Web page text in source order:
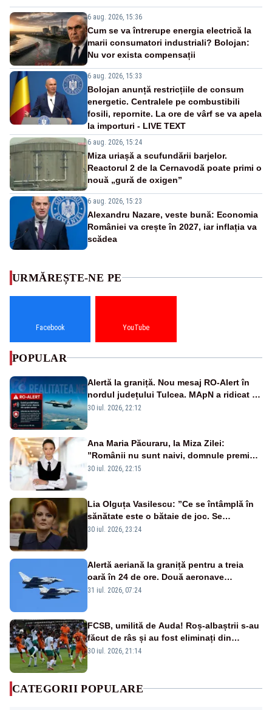
6 aug. 2026, 15:36
Cum se va întrerupe energia electrică la
marii consumatori industriali? Bolojan:
Nu vor exista compensații
6 aug. 2026, 15:33
Bolojan anunță restricțiile de consum
energetic. Centralele pe combustibili
fosili, repornite. La ore de vârf se va apela
la importuri - LIVE TEXT
6 aug. 2026, 15:24
Miza uriașă a scufundării barjelor.
Reactorul 2 de la Cernavodă poate primi o
nouă „gură de oxigen”
6 aug. 2026, 15:23
Alexandru Nazare, veste bună: Economia
României va crește în 2027, iar inflația va
scădea
URMĂREȘTE-NE PE
Facebook YouTube
POPULAR
Alertă la graniță. Nou mesaj RO-Alert în
nordul județului Tulcea. MApN a ridicat de
la sol două avioane F-16
30 iul. 2026, 22:12
Ana Maria Păcuraru, la Miza Zilei:
”Românii nu sunt naivi, domnule premier
Bolojan”
30 iul. 2026, 22:15
Lia Olguța Vasilescu: ”Ce se întâmplă în
sănătate este o bătaie de joc. Se
guvernează extraordinar de prost”
30 iul. 2026, 23:24
Alertă aeriană la graniță pentru a treia
oară în 24 de ore. Două aeronave
Eurofighter britanice au fost ridicate de la
31 iul. 2026, 07:24
FCSB, umilită de Auda! Roș-albaștrii s-au
făcut de râs și au fost eliminați din
Conference League
30 iul. 2026, 21:14
CATEGORII POPULARE